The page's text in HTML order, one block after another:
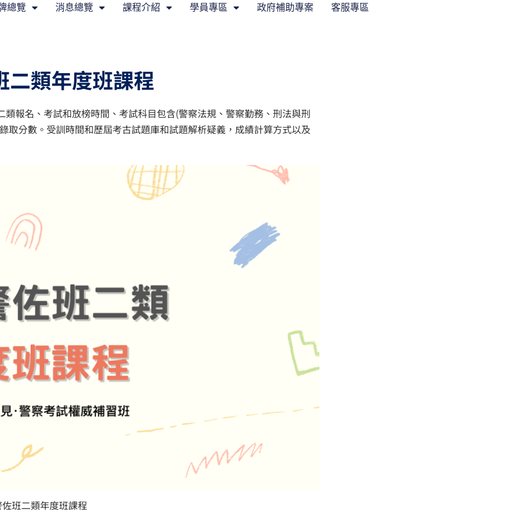
總覽 消息總覽 課程介紹 學員專區 政府補助專案 客服專區
二類年度班課程
報名、考試和放榜時間、考試科目包含(警察法規、警察勤務、刑法與刑
分數。受訓時間和歷屆考古試題庫和試題解析疑義，成績計算方式以及
班二類年度班課程